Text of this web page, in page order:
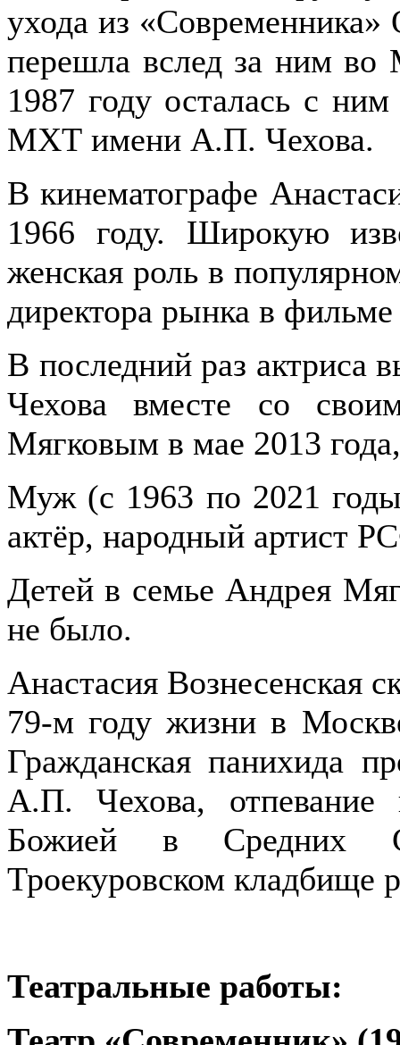
ухода из
перешла вслед за ним во
1987 году осталась с
МХТ имени А.П. Чехова.
В кинематографе
1966 году. Широкую
женская роль в
директора рынка в
В последний раз
Чехова вместе со
Мягковым в мае 2013
Муж (с 1963 по 2021
актёр, народный артист
Детей в семье Андрея
не было.
Анастасия Вознесенская
79-м году жизни в
Гражданская панихида
А.П. Чехова,
Божией в Средних
Троекуровском кладбище
Театральные работы: